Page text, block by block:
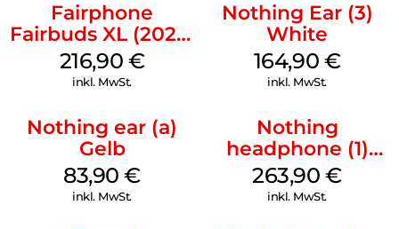
Fairphone
Fairbuds XL (2025)
Horizon Black
216,90 €
inkl. MwSt.
Nothing Ear (3)
White
164,90 €
inkl. MwSt.
Nothing ear (a)
Gelb
83,90€
inkl. MwSt.
Nothing
headphone (1)
Schwarz
263,90€
inkl. MwSt.